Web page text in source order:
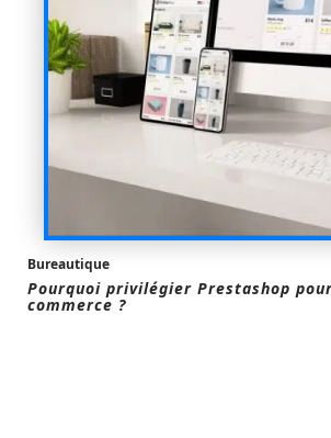
Bureautique
Pourquoi privilégier Prestashop
commerce ?